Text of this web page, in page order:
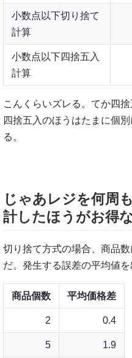
小数点以下切り捨て
計算
小数点以下四捨五入
計算
こんくらいズレる。てか四
四捨五入のほうはたまに個
る。
じゃあレジを何周
計したほうがお得
切り捨て方式の場合、商品
だ。発生する誤差の平均値を
商品個数 平均価格差
2 0.4
5 1.9